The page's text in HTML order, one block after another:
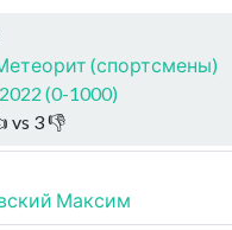
(спортсмены)
(0-1000)
vs 3👎
Максим